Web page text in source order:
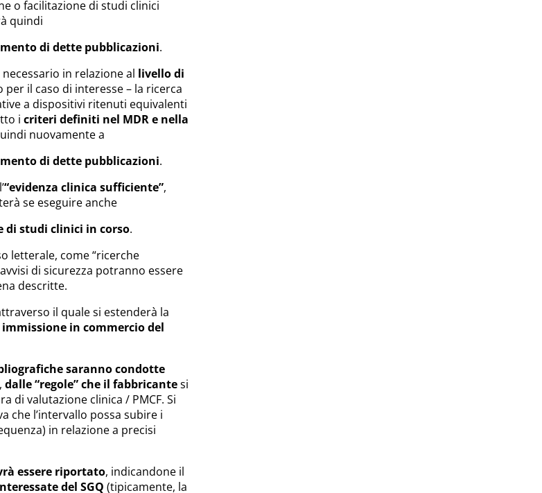
o facilitazione di studi clinici
quindi
di dette pubblicazioni.
in relazione al livello di
per il caso di interesse – la ricerca
a dispositivi ritenuti equivalenti
i criteri definiti nel MDR e nella
nuovamente a
di dette pubblicazioni.
“evidenza clinica sufficiente”,
se eseguire anche
di studi clinici in corso.
letterale, come “ricerche
di sicurezza potranno essere
descritte.
il quale si estenderà la
in commercio del
saranno condotte
dalle “regole” che il fabbricantesi
di valutazione clinica / PMCF. Si
che l’intervallo possa subire i
in relazione a precisi
essere riportato, indicandone il
del SGQ (tipicamente, la